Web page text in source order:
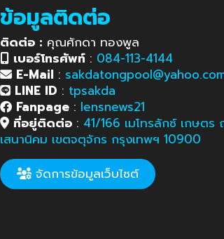
ข้อมูลติดต่อ
ติดต่อ : คุณศักดา ทองพูล
เบอร์โทรศัพท์ : 084-113-4144
E-Mail :
LINE ID : tpsakda
Fanpage : lensnews21
ที่อยู่ติดต่อ : 41/166 เมโทรลักซ์ เกษตร
เสนานิคม เขตจตุจักร กรุงเทพฯ 10900
จัดการข้อมูลเว็บไซต์